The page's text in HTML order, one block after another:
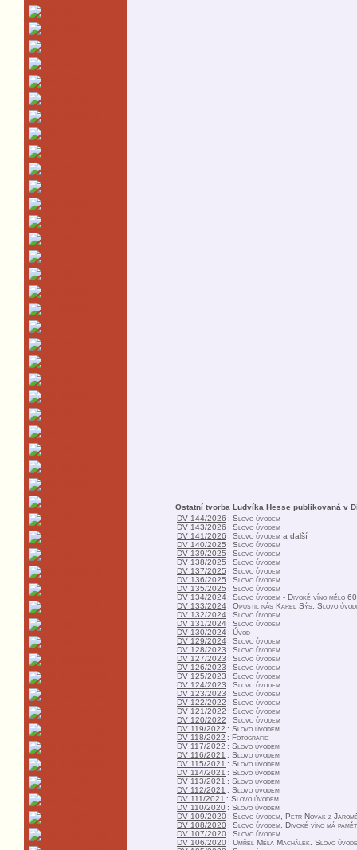
Ostatní tvorba Ludvíka Hesse publikovaná v
DV 144/2026 : Slovo úvodem
DV 143/2026 : Slovo úvodem
DV 141/2026 : Slovo úvodem a další
DV 140/2025 : Slovo úvodem
DV 139/2025 : Slovo úvodem
DV 138/2025 : Slovo úvodem
DV 137/2025 : Slovo úvodem
DV 136/2025 : Slovo úvodem
DV 135/2025 : Slovo úvodem
DV 134/2024 : Slovo úvodem - Divoké víno mělo
DV 133/2024 : Opustil nás Karel Sýs, Slovo
DV 132/2024 : Slovo úvodem
DV 131/2024 : Slovo úvodem
DV 130/2024 : Úvod
DV 129/2024 : Slovo úvodem
DV 128/2023 : Slovo úvodem
DV 127/2023 : Slovo úvodem
DV 126/2023 : Slovo úvodem
DV 125/2023 : Slovo úvodem
DV 124/2023 : Slovo úvodem
DV 123/2023 : Slovo úvodem
DV 122/2022 : Slovo úvodem
DV 121/2022 : Slovo úvodem
DV 120/2022 : Slovo úvodem
DV 119/2022 : Slovo úvodem
DV 118/2022 : Fotografie
DV 117/2022 : Slovo úvodem
DV 116/2021 : Slovo úvodem
DV 115/2021 : Slovo úvodem
DV 114/2021 : Slovo úvodem
DV 113/2021 : Slovo úvodem
DV 112/2021 : Slovo úvodem
DV 111/2021 : Slovo úvodem
DV 110/2020 : Slovo úvodem
DV 109/2020 : Slovo úvodem, Petr Novák z
DV 108/2020 : Slovo úvodem. Divoké víno má
DV 107/2020 : Slovo úvodem
DV 106/2020 : Umřel Méla Machálek. Slovo